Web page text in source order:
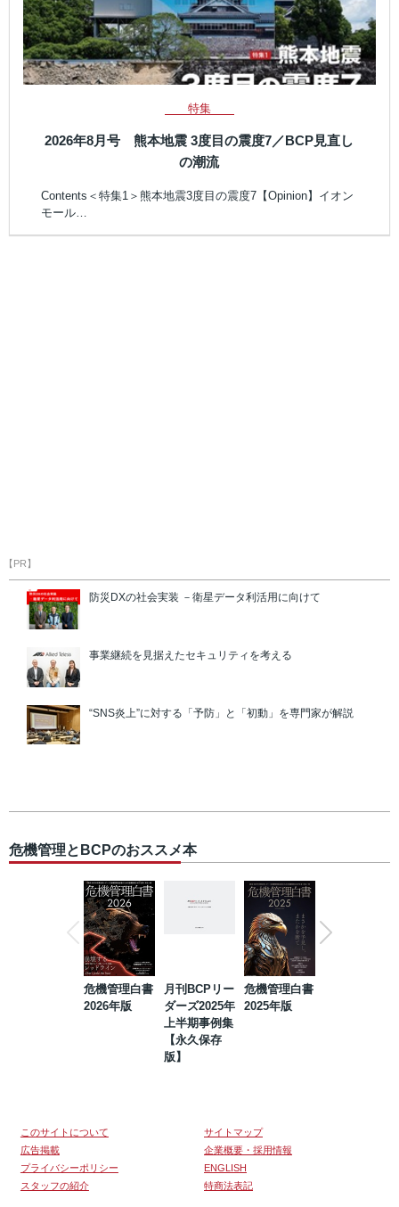
特集
2026年8月号 熊本地震 3度目の震度7／BCP見直し
の潮流
Contents＜特集1＞熊本地震3度目の震度7【Opinion】イオン
モール…
【PR】
防災DXの社会実装 －衛星データ利活用に向けて
事業継続を見据えたセキュリティを考える
“SNS炎上”に対する「予防」と「初動」を専門家が解説
危機管理とBCPのおススメ本
危機管理白書
2026年版
月刊BCPリー
ダーズ2025年
上半期事例集
【永久保存
版】
危機管理白書
2025年版
このサイトについて
サイトマップ
広告掲載
企業概要・採用情報
プライバシーポリシー
ENGLISH
スタッフの紹介
特商法表記